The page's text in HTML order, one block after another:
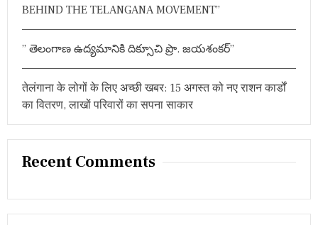
BEHIND THE TELANGANA MOVEMENT”
” తెలంగాణ ఉద్యమానికి దిక్సూచి ప్రొ. జయశంకర్”
तेलंगाना के लोगों के लिए अच्छी खबर: 15 अगस्त को नए राशन कार्डों
का वितरण, लाखों परिवारों का सपना साकार
Recent Comments